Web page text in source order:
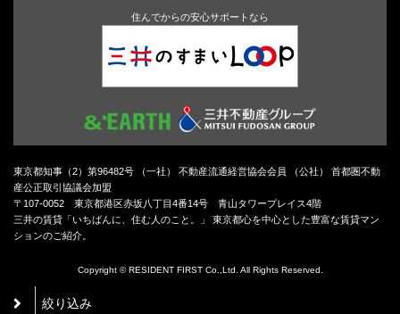
絞り込み
住んでからの安心サポートなら
東京都知事（2）第96482号 （一社） 不動産流通経営協会会員 （公社） 首都圏不動
産公正取引協議会加盟
〒107-0052 東京都港区赤坂八丁目4番14号 青山タワープレイス4階
三井の賃貸「いちばんに、住む人のこと。」 東京都心を中心とした豊富な賃貸マン
ションのご紹介。
Copyright © RESIDENT FIRST Co.,Ltd. All Rights Reserved.